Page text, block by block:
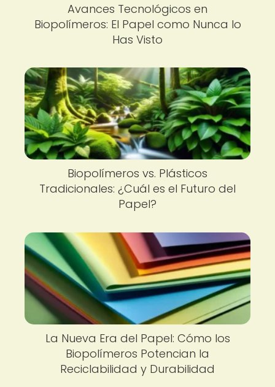
Avances Tecnológicos en
Biopolímeros: El Papel como Nunca lo
Has Visto
Biopolímeros vs. Plásticos
Tradicionales: ¿Cuál es el Futuro del
Papel?
La Nueva Era del Papel: Cómo los
Biopolímeros Potencian la
Reciclabilidad y Durabilidad